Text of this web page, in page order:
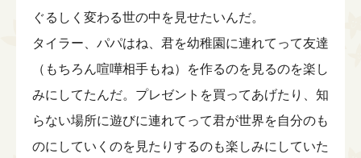
ぐるしく変わる世の中を見せたいんだ。
タイラー、パパはね、君を幼稚園に連れてって友達
（もちろん喧嘩相手もね）を作るのを見るのを楽し
みにしてたんだ。プレゼントを買ってあげたり、知
らない場所に遊びに連れてって君が世界を自分のも
のにしていくのを見たりするのも楽しみにしていた